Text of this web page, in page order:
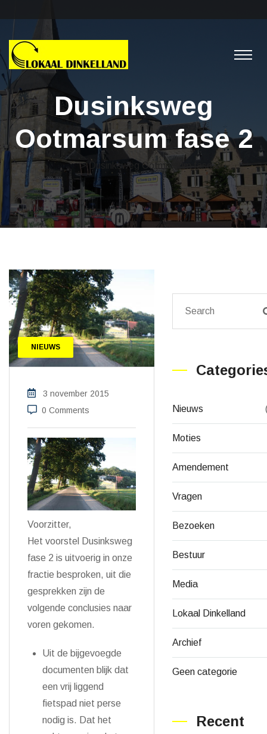
Dusinksweg
Ootmarsum fase 2
Nieuws> Dusinksweg Ootmarsum fase 2
NIEUWS
3 november 2015
0 Comments
Voorzitter,
Het voorstel Dusinksweg
fase 2 is uitvoerig in onze
fractie besproken, uit die
gesprekken zijn de
volgende conclusies naar
voren gekomen.
Uit de bijgevoegde
documenten blijk dat
een vrij liggend
fietspad niet perse
nodig is. Dat het
Nieuws
Moties
Amendement
Vragen
Bezoeken
Bestuur
Media
Lokaal Dinkelland
Archief
Geen categorie
Recent